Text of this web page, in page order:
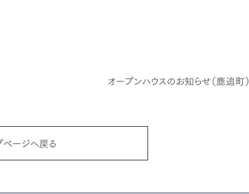
オープンハウスのお知らせ（鹿追町）
ページへ戻る